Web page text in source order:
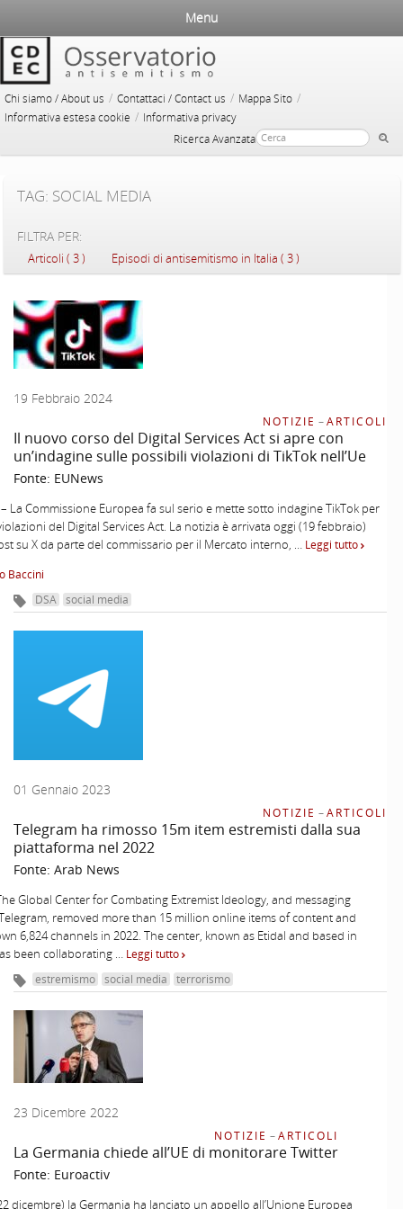
Chi siamo / About us / Contattaci / Contact us / Mappa Sito /
Informativa estesa cookie / Informativa privacy
Ricerca Avanzata
Menu
TAG: SOCIAL MEDIA
FILTRA PER:
Articoli ( 3 ) Episodi di antisemitismo in Italia ( 3 )
19 Febbraio 2024
NOTIZIE –ARTICOLI
Il nuovo corso del Digital Services Act si apre con
un’indagine sulle possibili violazioni di TikTok nell’Ue
Fonte: EUNews
La Commissione Europea fa sul serio e mette sotto indagine TikTok per
del Digital Services Act. La notizia è arrivata oggi (19 febbraio)
su X da parte del commissario per il Mercato interno, … Leggi tutto
Baccini
DSA social media
01 Gennaio 2023
NOTIZIE –ARTICOLI
Telegram ha rimosso 15m item estremisti dalla sua
piattaforma nel 2022
Fonte: Arab News
Global Center for Combating Extremist Ideology, and messaging
removed more than 15 million online items of content and
6,824 channels in 2022. The center, known as Etidal and based in
been collaborating … Leggi tutto
estremismo social media terrorismo
23 Dicembre 2022
NOTIZIE –ARTICOLI
La Germania chiede all’UE di monitorare Twitter
Fonte: Euroactiv
dicembre) la Germania ha lanciato un appello all’Unione Europea